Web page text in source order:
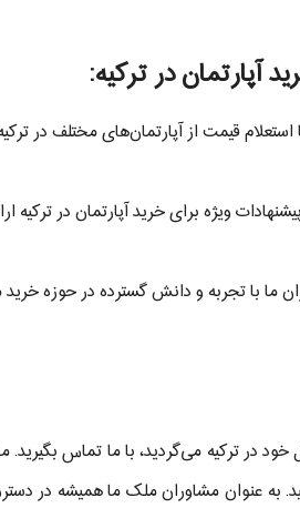
آپارتمان در ترکیه:
قیمت از آپارتمان‌های مختلف در
ویژه برای خرید آپارتمان در
ما با تجربه و دانش گسترده در حوزه
خود در ترکیه می‌گردید، با ما تماس
به عنوان مشاوران ملک ما همیشه در